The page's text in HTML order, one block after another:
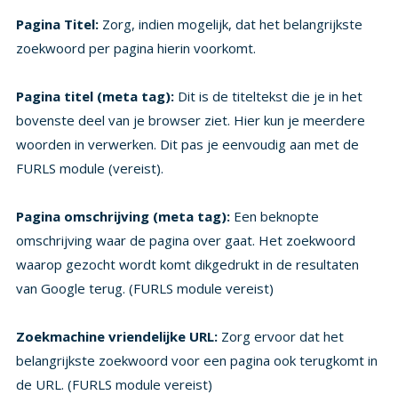
Pagina Titel:Zorg, indien mogelijk, dat het belangrijkste
zoekwoord per pagina hierin voorkomt.
Pagina titel (meta tag):Dit is de titeltekst die je in het
bovenste deel van je browser ziet. Hier kun je meerdere
woorden in verwerken. Dit pas je eenvoudig aan met de
FURLS module (vereist).
Pagina omschrijving (meta tag):Een beknopte
omschrijving waar de pagina over gaat. Het zoekwoord
waarop gezocht wordt komt dikgedrukt in de resultaten
van Google terug. (FURLS module vereist)
Zoekmachine vriendelijke URL:Zorg ervoor dat het
belangrijkste zoekwoord voor een pagina ook terugkomt in
de URL. (FURLS module vereist)